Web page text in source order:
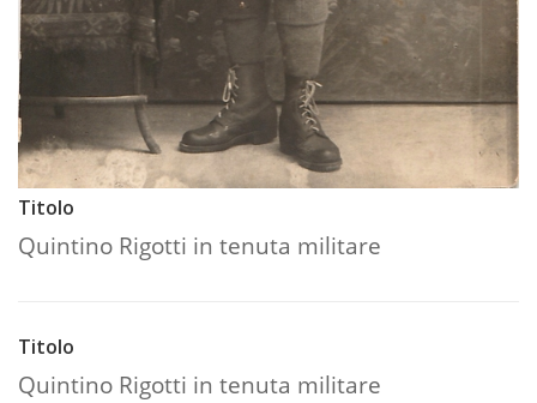
Titolo
Quintino Rigotti in tenuta militare
Titolo
Quintino Rigotti in tenuta militare